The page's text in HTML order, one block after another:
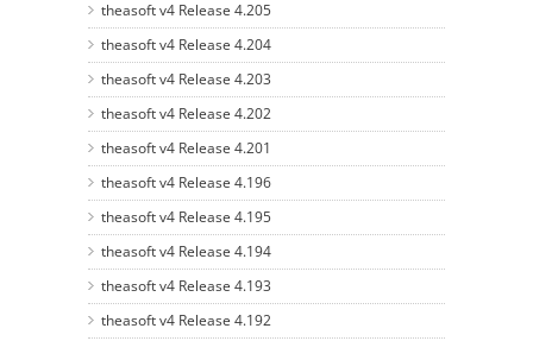
theasoft v4 Release 4.205
theasoft v4 Release 4.204
theasoft v4 Release 4.203
theasoft v4 Release 4.202
theasoft v4 Release 4.201
theasoft v4 Release 4.196
theasoft v4 Release 4.195
theasoft v4 Release 4.194
theasoft v4 Release 4.193
theasoft v4 Release 4.192